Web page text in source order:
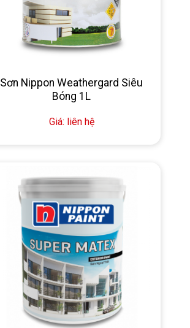
Sơn Nippon Weathergard Siêu
Bóng 1L
Giá: liên hệ